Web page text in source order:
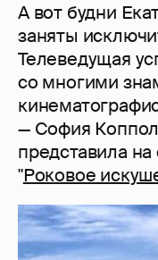
А вот будни
заняты
Телеведущая
со многими
— София
представила
"Роковое